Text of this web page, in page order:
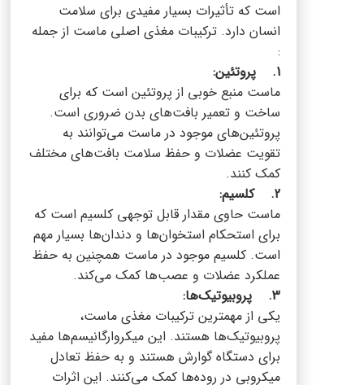
است که تأثیرات بسیار مفیدی برای سلامت
انسان دارد. ترکیبات مغذی اصلی ماست از جمله
:
1. پروتئین:
ماست منبع خوبی از پروتئین است که برای
ساخت و تعمیر بافت‌های بدن ضروری است.
پروتئین‌های موجود در ماست می‌توانند به
تقویت عضلات و حفظ سلامت بافت‌های مختلف
کمک کنند.
2. کلسیم:
ماست حاوی مقدار قابل توجهی کلسیم است که
برای استحکام استخوان‌ها و دندان‌ها بسیار مهم
است. کلسیم موجود در ماست همچنین به حفظ
عملکرد عضلات و عصب‌ها کمک می‌کند.
3. پروبیوتیک‌ها:
یکی از مهمترین ترکیبات مغذی ماست،
پروبیوتیک‌ها هستند. این میکروارگانیسم‌ها مفید
برای دستگاه گوارش هستند و به حفظ تعادل
میکروبی در روده‌ها کمک می‌کنند. این اثرات